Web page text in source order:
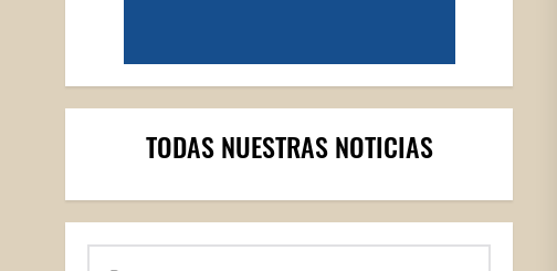
TODAS NUESTRAS NOTICIAS